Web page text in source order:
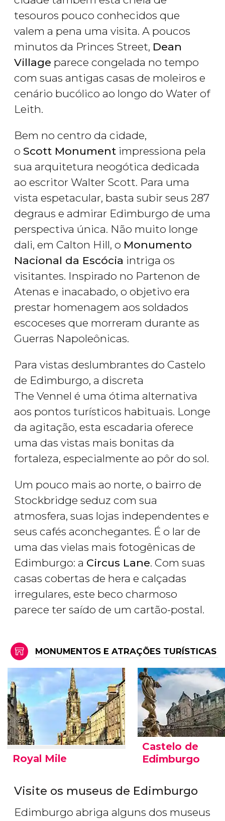
tesouros pouco conhecidos que
valem a pena uma visita. A poucos
minutos da Princes Street, Dean
Village parece congelada no tempo
com suas antigas casas de moleiros e
cenário bucólico ao longo do Water of
Leith.
Bem no centro da cidade,
o Scott Monument impressiona pela
sua arquitetura neogótica dedicada
ao escritor Walter Scott. Para uma
vista espetacular, basta subir seus 287
degraus e admirar Edimburgo de uma
perspectiva única. Não muito longe
dali, em Calton Hill, o Monumento
Nacional da Escócia intriga os
visitantes. Inspirado no Partenon de
Atenas e inacabado, o objetivo era
prestar homenagem aos soldados
escoceses que morreram durante as
Guerras Napoleônicas.
Para vistas deslumbrantes do Castelo
de Edimburgo, a discreta
The Vennel é uma ótima alternativa
aos pontos turísticos habituais. Longe
da agitação, esta escadaria oferece
uma das vistas mais bonitas da
fortaleza, especialmente ao pôr do sol.
Um pouco mais ao norte, o bairro de
Stockbridge seduz com sua
atmosfera, suas lojas independentes e
seus cafés aconchegantes. É o lar de
uma das vielas mais fotogênicas de
Edimburgo: a Circus Lane. Com suas
casas cobertas de hera e calçadas
irregulares, este beco charmoso
parece ter saído de um cartão-postal.
MONUMENTOS E ATRAÇÕES TURÍSTICAS
Royal Mile
Castelo de
Edimburgo
Visite os museus de Edimburgo
Edimburgo abriga alguns dos museus